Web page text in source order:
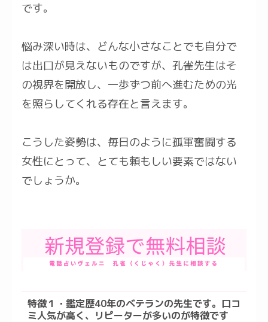
です。
悩み深い時は、どんな小さなことでも自分で
は出口が見えないものですが、孔雀先生はそ
の視界を開放し、一歩ずつ前へ進むための光
を照らしてくれる存在と言えます。
こうした姿勢は、毎日のように孤軍奮闘する
女性にとって、とても頼もしい要素ではない
でしょうか。
特徴１・鑑定歴40年のベテランの先生です。口コ
ミ人気が高く、リピーターが多いのが特徴です